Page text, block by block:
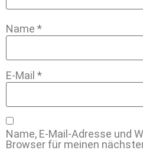
Name *
E-Mail *
Name, E-Mail-Adresse und
Browser für meinen